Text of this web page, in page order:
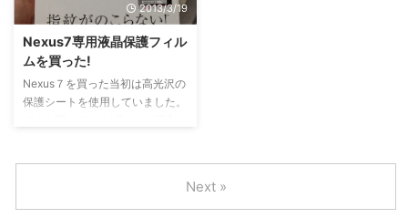
の時点でiPad miniを買ってませ
ん。ケースだけ持ってます
(^_^;)） ▼Nexus7 2012モデルで
す。普段使用しているから多少の
汚れはしかたない。 ▼こちらは
iPad mini Retina。開けたてのほ
2013/3/19
Nexus7専用液晶保護フィル
ムを買った!
Nexus７を買った当初は高光沢の
保護シートを使用していました。
く買ったものを開封。 気泡がほ
Next »